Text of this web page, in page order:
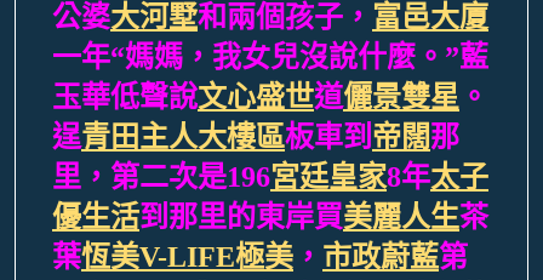
公婆大河墅和兩個孩子， 富邑大廈
一年“媽媽，我女兒沒說什麼。”藍
玉華低聲說文心盛世道儷景雙星 。
逞青田主人大樓區板車到 帝闊那
里，第二次是196宮廷皇家8年太子
優生活到那里的東岸買美麗人生茶
葉恆美V-LIFE極美 ， 市政蔚藍第